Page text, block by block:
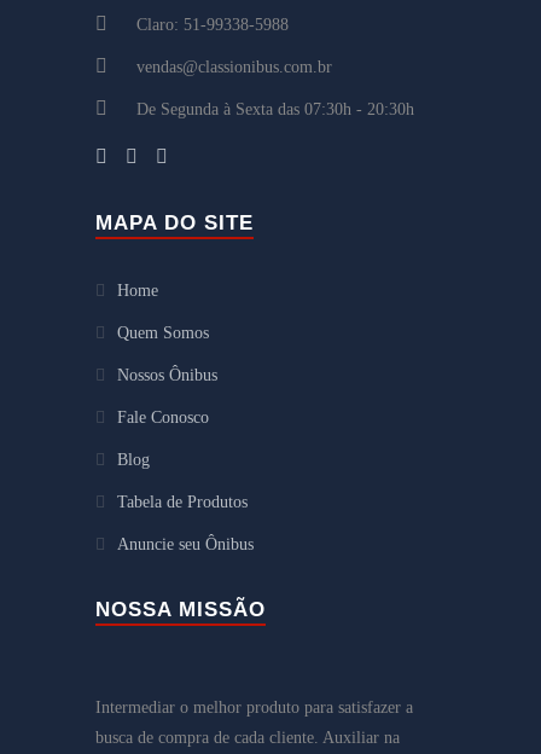
Claro: 51-99338-5988
vendas@classionibus.com.br
De Segunda à Sexta das 07:30h - 20:30h
MAPA DO SITE
Home
Quem Somos
Nossos Ônibus
Fale Conosco
Blog
Tabela de Produtos
Anuncie seu Ônibus
NOSSA MISSÃO
Intermediar o melhor produto para satisfazer a
busca de compra de cada cliente. Auxiliar na